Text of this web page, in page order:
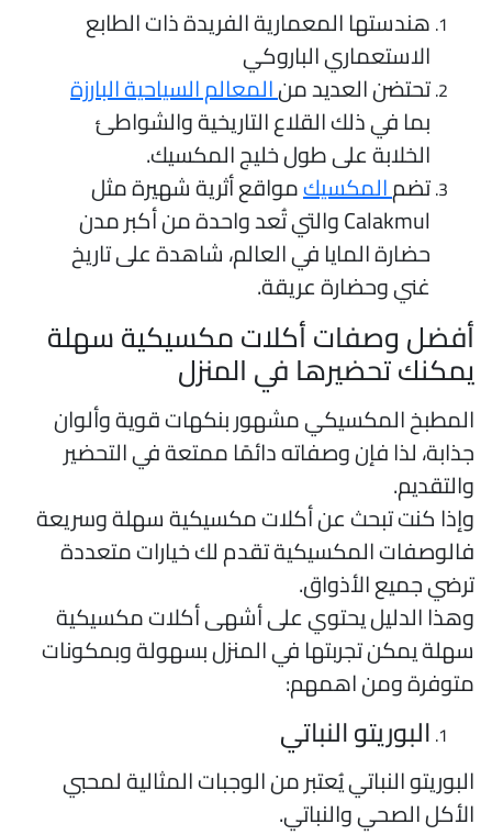
هندستها المعمارية الفريدة ذات الطابع
الاستعماري الباروكي
تحتضن العديد منالمعالم السياحية البارزة
بما في ذلك القلاع التاريخية والشواطئ
الخلابة على طول خليج المكسيك.
تضمالمكسيكمواقع أثرية شهيرة مثل
Calakmul والتي تُعد واحدة من أكبر مدن
حضارة المايا في العالم، شاهدة على تاريخ
غني وحضارة عريقة.
وصفات أكلات مكسيكية سهلة
تحضيرها في المنزل
المكسيكي مشهور بنكهات قوية وألوان
لذا فإن وصفاته دائمًا ممتعة في التحضير
كنت تبحث عن أكلات مكسيكية سهلة وسريعة
المكسيكية تقدم لك خيارات متعددة
جميع الأذواق.
الدليل يحتوي على أشهى أكلات مكسيكية
يمكن تجربتها في المنزل بسهولة وبمكونات
ومن اهمهم:
البوريتو النباتي
النباتي يُعتبر من الوجبات المثالية لمحبي
الصحي والنباتي.